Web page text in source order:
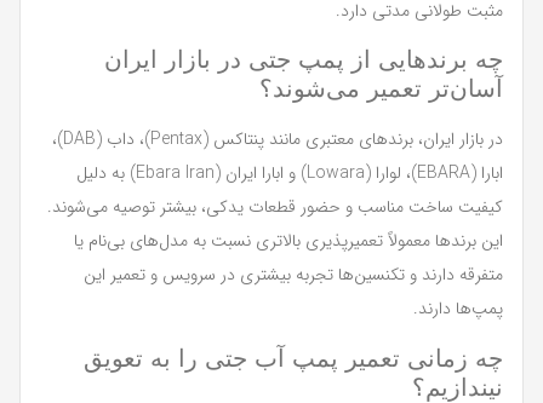
مثبت طولانی مدتی دارد.
چه برندهایی از پمپ جتی در بازار ایران
آسان‌تر تعمیر می‌شوند؟
در بازار ایران، برندهای معتبری مانند پنتاکس (Pentax)، داب (DAB)،
ابارا (EBARA)، لوارا (Lowara) و ابارا ایران (Ebara Iran) به دلیل
کیفیت ساخت مناسب و حضور قطعات یدکی، بیشتر توصیه می‌شوند.
این برندها معمولاً تعمیرپذیری بالاتری نسبت به مدل‌های بی‌نام یا
متفرقه دارند و تکنسین‌ها تجربه بیشتری در سرویس و تعمیر این
پمپ‌ها دارند.
چه زمانی تعمیر پمپ آب جتی را به تعویق
نیندازیم؟